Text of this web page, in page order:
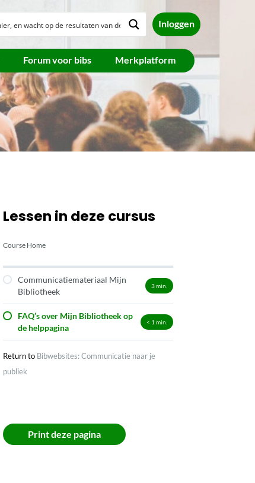
Inloggen
Forum voor bibs Merkplatform
Lessen in deze cursus
Course Home
Communicatiemateriaal Mijn
Bibliotheek
3min.
FAQ’s over Mijn Bibliotheek op
de helppagina
< 1 min.
Return to Bibwebsites: Communicatie naar je
publiek
Print deze pagina